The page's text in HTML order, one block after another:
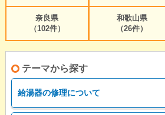
奈良県
（102件）
和歌山県
（26件）
テーマから探す
給湯器の修理について